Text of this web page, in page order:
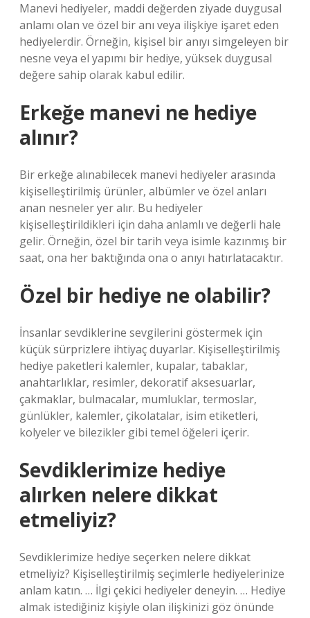
Manevi hediyeler, maddi değerden ziyade duygusal
anlamı olan ve özel bir anı veya ilişkiye işaret eden
hediyelerdir. Örneğin, kişisel bir anıyı simgeleyen bir
nesne veya el yapımı bir hediye, yüksek duygusal
değere sahip olarak kabul edilir.
Erkeğe manevi ne hediye
alınır?
Bir erkeğe alınabilecek manevi hediyeler arasında
kişiselleştirilmiş ürünler, albümler ve özel anları
anan nesneler yer alır. Bu hediyeler
kişiselleştirildikleri için daha anlamlı ve değerli hale
gelir. Örneğin, özel bir tarih veya isimle kazınmış bir
saat, ona her baktığında ona o anıyı hatırlatacaktır.
Özel bir hediye ne olabilir?
İnsanlar sevdiklerine sevgilerini göstermek için
küçük sürprizlere ihtiyaç duyarlar. Kişiselleştirilmiş
hediye paketleri kalemler, kupalar, tabaklar,
anahtarlıklar, resimler, dekoratif aksesuarlar,
çakmaklar, bulmacalar, mumluklar, termoslar,
günlükler, kalemler, çikolatalar, isim etiketleri,
kolyeler ve bilezikler gibi temel öğeleri içerir.
Sevdiklerimize hediye
alırken nelere dikkat
etmeliyiz?
Sevdiklerimize hediye seçerken nelere dikkat
etmeliyiz? Kişiselleştirilmiş seçimlerle hediyelerinize
anlam katın. … İlgi çekici hediyeler deneyin. … Hediye
almak istediğiniz kişiyle olan ilişkinizi göz önünde